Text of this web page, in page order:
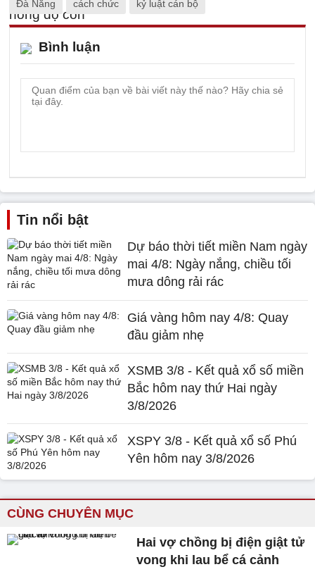
Đà Nẵng cách chức kỷ luật cán bộ
Bình luận
Tin nổi bật
Dự báo thời tiết miền Nam ngày
mai 4/8: Ngày nắng, chiều tối
mưa dông rải rác
Giá vàng hôm nay 4/8: Quay
đầu giảm nhẹ
XSMB 3/8 - Kết quả xổ số miền
Bắc hôm nay thứ Hai ngày
3/8/2026
XSPY 3/8 - Kết quả xổ số Phú
Yên hôm nay 3/8/2026
CÙNG CHUYÊN MỤC
Hai vợ chồng bị điện giật tử
vong khi lau bể cá cảnh